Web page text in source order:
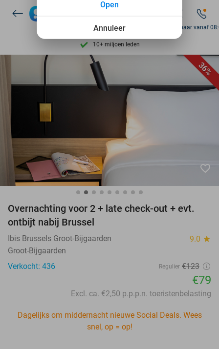
7 dagen per week beschikbaar
10+ miljoen leden
9,4 op basis van
Ontdek 15.000+ deals
7 dagen per week beschikbaar
10+ miljoen leden
Bereikbaar vanaf
36%
favorite_border
Overnachting voor 2 + late check-out + evt.
ontbijt nabij Brussel
Ibis Brussels Groot-Bijgaarden 9.0 star
Groot-Bijgaarden
Verkocht: 436
Regulier €123
€79
Excl. ca. €2,50 p.p.p.n. toeristenbelasting
Dagelijks om middernacht nieuwe Social Deals. Wees
snel, op = op!
Annuleer
Open